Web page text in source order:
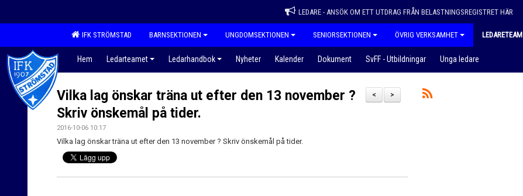
LEDARE - ANSÖK OM ETT UTDRAG FRÅN BELASTNINGSREGISTRET HÄR
IFK STRÖMSTAD BARNSEKTIONEN UNGDOMSEKTIONEN SENIORSEKTIONEN ÖVRIG VERKSAMHET LEDARETEAM
Hem Ledarteamet Ledarhandbok Nyheter Kalender Dokument SvFF - Utbildningar Unga ledare
>
<
Vilka lag önskar träna ut efter den 13 november ?
Skriv önskemål på tider.
2016-10-06 10:17
Vilka lag önskar träna ut efter den 13 november ? Skriv önskemål på tider.